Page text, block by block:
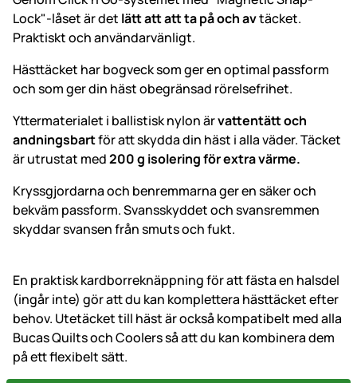
Lock"-låset är det lätt att att ta på och avtäcket.
Praktiskt och användarvänligt.
Hästtäcket har bogveck som ger en optimal passform
och som ger din häst obegränsad rörelsefrihet.
Yttermaterialet i ballistisk nylon ärvattentätt och
andningsbartför att skydda din häst i alla väder. Täcket
är utrustat med200 g isolering för extra värme.
Kryssgjordarna och benremmarna ger en säker och
bekväm passform. Svansskyddet och svansremmen
skyddar svansen från smuts och fukt.
En praktisk kardborreknäppning för att fästa en halsdel
(ingår inte) gör att du kan komplettera hästtäcket efter
behov. Utetäcket till häst är också kompatibelt med alla
Bucas Quilts och Coolers så att du kan kombinera dem
på ett flexibelt sätt.